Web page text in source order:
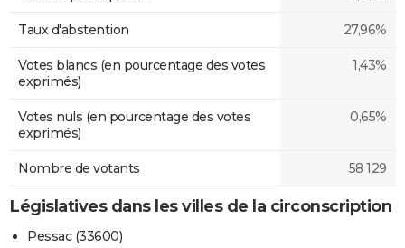
Taux d'abstention 27,96%
Votes blancs (en pourcentage des votes
exprimés)
1,43%
Votes nuls (en pourcentage des votes
exprimés)
0,65%
Nombre de votants 58 129
Législatives dans les villes de la circonscription
Pessac (33600)